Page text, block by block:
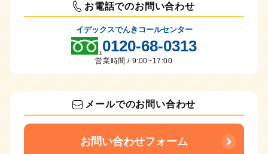
お電話でのお問い合わせ
イデックスでんきコールセンター
0120-68-0313
営業時間 / 9:00~17:00
メールでのお問い合わせ
お問い合わせフォーム